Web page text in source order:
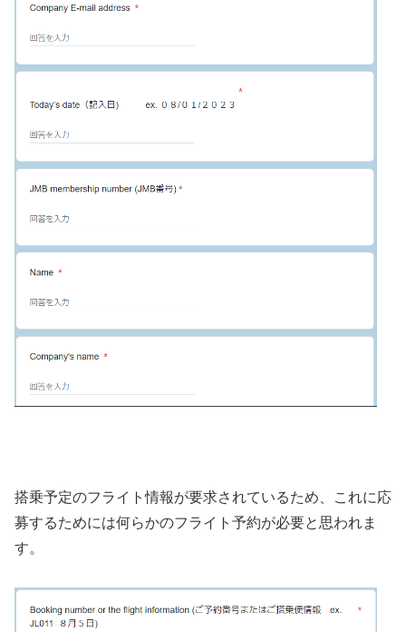
搭乗予定のフライト情報が要求されているため、これに応
募するためには何らかのフライト予約が必要と思われま
す。